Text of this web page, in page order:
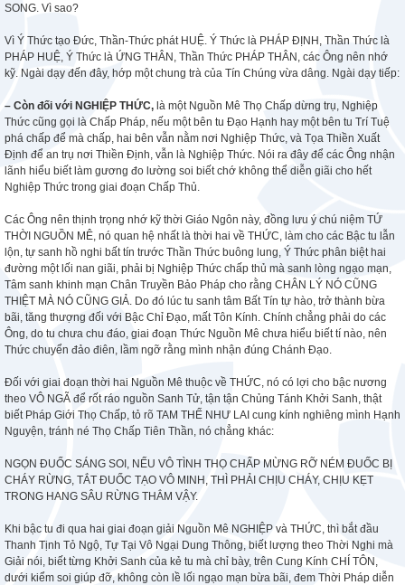
SONG. Vì sao?
Vì Ý Thức tạo Đức, Thần-Thức phát HUỆ. Ý Thức là PHÁP ĐỊNH, Thần Thức là
PHÁP HUỆ, Ý Thức là ỨNG THÂN, Thần Thức PHÁP THÂN, các Ông nên nhớ
kỹ. Ngài dạy đến đây, hớp một chung trà của Tín Chúng vừa dâng. Ngài dạy tiếp:
– Còn đối với NGHIỆP THỨC, là một Nguồn Mê Thọ Chấp dừng trụ, Nghiệp
Thức cũng gọi là Chấp Pháp, nếu một bên tu Đạo Hạnh hay một bên tu Trí Tuệ
phá chấp để mà chấp, hai bên vẫn nằm nơi Nghiệp Thức, và Tọa Thiền Xuất
Định để an trụ nơi Thiền Định, vẫn là Nghiệp Thức. Nói ra đây để các Ông nhận
lãnh hiểu biết làm gương đo lường soi biết chớ không thể diễn giãi cho hết
Nghiệp Thức trong giai đoạn Chấp Thủ.
Các Ông nên thịnh trọng nhớ kỹ thời Giáo Ngôn này, đồng lưu ý chú niệm TỨ
THỜI NGUỒN MÊ, nó quan hệ nhất là thời hai về THỨC, làm cho các Bậc tu lẫn
lộn, tự sanh hồ nghi bất tín trước Thần Thức buông lung, Ý Thức phân biệt hai
đường một lối nan giãi, phải bị Nghiệp Thức chấp thủ mà sanh lòng ngạo mạn,
Tâm sanh khinh mạn Chân Truyền Bảo Pháp cho rằng CHÂN LÝ NÓ CŨNG
THIỆT MÀ NÓ CŨNG GIẢ. Do đó lúc tu sanh tâm Bất Tín tự hào, trở thành bừa
bãi, tăng thượng đối với Bậc Chỉ Đạo, mất Tôn Kính. Chính chẳng phải do các
Ông, do tu chưa chu đáo, giai đoạn Thức Nguồn Mê chưa hiểu biết tí nào, nên
Thức chuyển đảo điên, lầm ngỡ rằng mình nhận đúng Chánh Đạo.
Đối với giai đoạn thời hai Nguồn Mê thuộc về THỨC, nó có lợi cho bậc nương
theo VÔ NGÃ để rốt ráo nguồn Sanh Tử, tận tận Chủng Tánh Khởi Sanh, thật
biết Pháp Giới Thọ Chấp, tỏ rõ TAM THẾ NHƯ LAI cung kính nghiêng mình Hạnh
Nguyện, tránh né Thọ Chấp Tiên Thần, nó chẳng khác:
NGỌN ĐUỐC SÁNG SOI, NẾU VÔ TÌNH THỌ CHẤP MỪNG RỠ NÉM ĐUỐC BỊ
CHÁY RỪNG, TẮT ĐUỐC TẠO VÔ MINH, THÌ PHẢI CHỊU CHÁY, CHỊU KẸT
TRONG HANG SÂU RỪNG THẲM VẬY.
Khi bậc tu đi qua hai giai đoạn giải Nguồn Mê NGHIỆP và THỨC, thì bắt đầu
Thanh Tịnh Tỏ Ngộ, Tự Tại Vô Ngại Dung Thông, biết lượng theo Thời Nghi mà
Giải nói, biết từng Khởi Sanh của kẻ tu mà chỉ bày, trên Cung Kính CHÍ TÔN,
dưới kiểm soi giúp đỡ, không còn lề lối ngạo mạn bừa bãi, đem Thời Pháp diễn